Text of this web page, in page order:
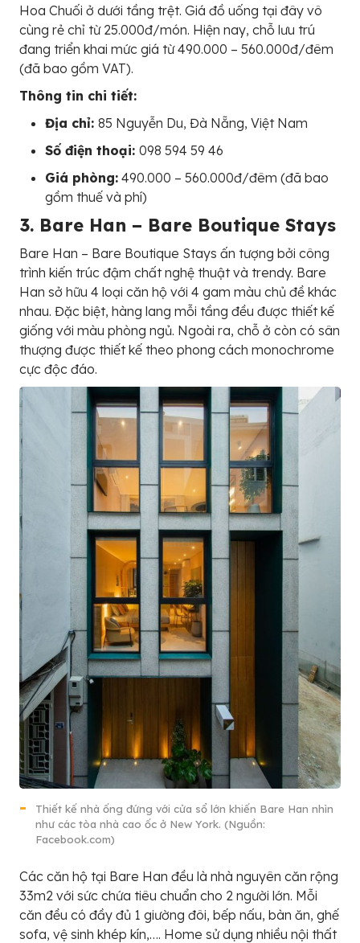
Hoa Chuối ở dưới tầng trệt. Giá đồ uống tại đây vô
cùng rẻ chỉ từ 25.000đ/món. Hiện nay, chỗ lưu trú
đang triển khai mức giá từ 490.000 – 560.000đ/đêm
(đã bao gồm VAT).
Thông tin chi tiết:
Địa chỉ: 85 Nguyễn Du, Đà Nẵng, Việt Nam
Số điện thoại: 098 594 59 46
Giá phòng: 490.000 – 560.000đ/đêm (đã bao
gồm thuế và phí)
3. Bare Han – Bare Boutique Stays
Bare Han – Bare Boutique Stays ấn tượng bởi công
trình kiến trúc đậm chất nghệ thuật và trendy. Bare
Han sở hữu 4 loại căn hộ với 4 gam màu chủ đề khác
nhau. Đặc biệt, hàng lang mỗi tầng đều được thiết kế
giống với màu phòng ngủ. Ngoài ra, chỗ ở còn có sân
thượng được thiết kế theo phong cách monochrome
cực độc đáo.
Thiết kế nhà ống đứng với cửa sổ lớn khiến Bare Han nhìn
như các tòa nhà cao ốc ở New York. (Nguồn:
Facebook.com)
Các căn hộ tại Bare Han đều là nhà nguyên căn rộng
33m2 với sức chứa tiêu chuẩn cho 2 người lớn. Mỗi
căn đều có đầy đủ 1 giường đôi, bếp nấu, bàn ăn, ghế
sofa, vệ sinh khép kín,…. Home sử dụng nhiều nội thất